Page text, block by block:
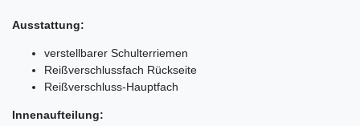
Ausstattung:
verstellbarer Schulterriemen
Reißverschlussfach Rückseite
Reißverschluss-Hauptfach
Innenaufteilung: